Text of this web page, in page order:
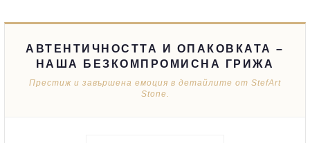
АВТЕНТИЧНОСТТА И ОПАКОВКАТА –
НАША БЕЗКОМПРОМИСНА ГРИЖА
Престиж и завършена емоция в детайлите от StefArt
Stone.